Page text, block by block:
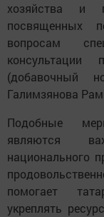
хозяйства и
посвященных
вопросам
(добавочный
Галимзянова
Подобные
являются
национального
помогает
укреплять